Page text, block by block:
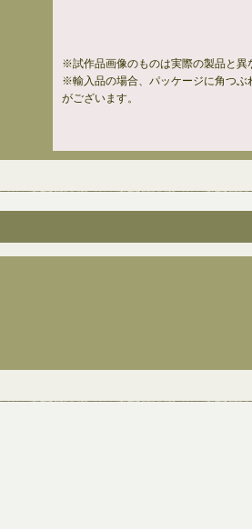
※試作品画像のものは実際の製品と異
※輸入品の場合、パッケージに角つぶ
がございます。